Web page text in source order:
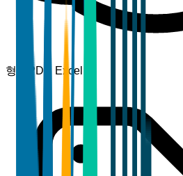
형식 PDF, Excel